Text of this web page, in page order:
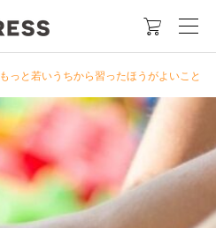

もっと若いうちから習ったほうがよいこと